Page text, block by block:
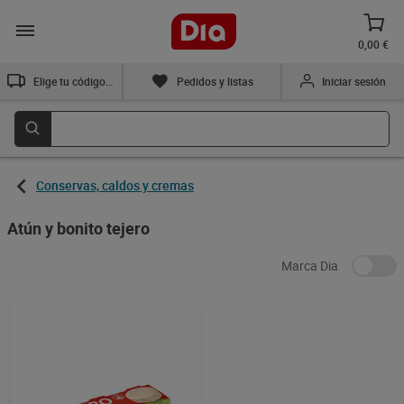
0,00 €
Pedidos y listas Iniciar sesión
Conservas, caldos y cremas
Atún y bonito tejero
Marca Dia